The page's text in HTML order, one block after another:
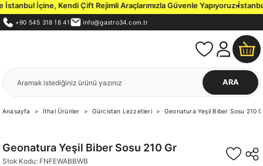
İçine, Kendi Çift Rejimli Araçlarımızla Güvenle Yapıyoruz.İstanbul
+90 545 318 18 41 info@gastro34.com.tr
ARA
Anasayfa İthal Ürünler Gürcistan Lezzetleri Geonatura Yeşil Biber Sosu 210
Geonatura Yeşil Biber Sosu 210 Gr
Stok Kodu: FNFEWABBWB